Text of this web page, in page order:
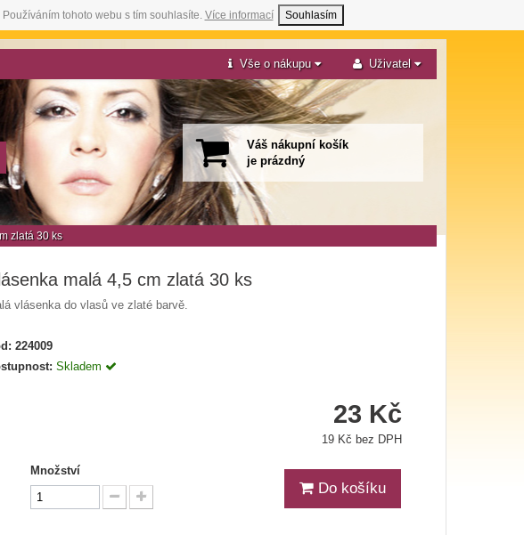
tohoto webu s tím souhlasíte. Více informací Souhlasím
Vše o nákupu Uživatel
Váš nákupní košík
je prázdný
zlatá 30 ks
malá 4,5 cm zlatá 30 ks
vlásenka do vlasů ve zlaté barvě.
224009
Skladem
23 Kč
19 Kč bez DPH
Množství
Do košíku